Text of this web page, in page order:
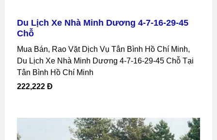
Du Lịch Xe Nhà Minh Dương 4-7-16-29-45
Chỗ
Mua Bán, Rao Vặt Dịch Vụ Tân Bình Hồ Chí Minh,
Du Lịch Xe Nhà Minh Dương 4-7-16-29-45 Chỗ Tại
Tân Bình Hồ Chí Minh
222,222 Đ